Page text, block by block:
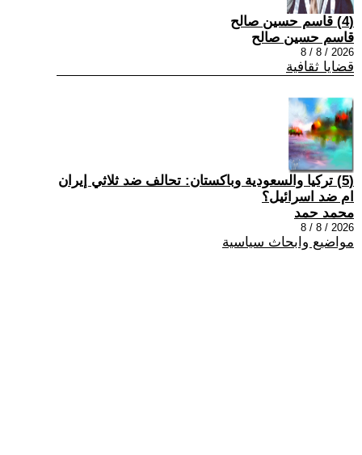
(4) قاسم حسين صالح
قاسم حسين صالح
2026 / 8 / 8
قضايا ثقافية
(5) تركيا والسعودية وباكستان: تحالف ضد ثلاثي إيران
ام ضد اسرائيل؟
محمد حمد
2026 / 8 / 8
مواضيع وابحاث سياسية